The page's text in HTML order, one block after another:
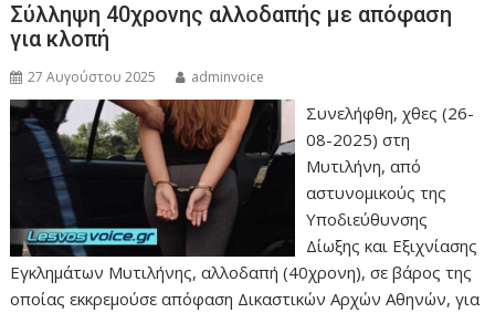
Σύλληψη 40χρονης αλλοδαπής με απόφαση
για κλοπή
27 Αυγούστου 2025 adminvoice
Συνελήφθη, χθες (26-
08-2025) στη
Μυτιλήνη, από
αστυνομικούς της
Υποδιεύθυνσης
Δίωξης και Εξιχνίασης
Εγκλημάτων Μυτιλήνης, αλλοδαπή (40χρονη), σε βάρος της
οποίας εκκρεμούσε απόφαση Δικαστικών Αρχών Αθηνών, για